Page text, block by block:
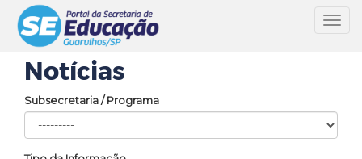
Notícias
Subsecretaria / Programa